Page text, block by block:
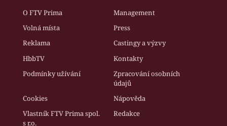
O FTV Prima
Management
Volná místa
Press
Reklama
Castingy a výzvy
HbbTV
Kontakty
Podmínky užívání
Zpracování osobních
údajů
Cookies
Nápověda
Vlastník FTV Prima spol.
s r.o.
Redakce